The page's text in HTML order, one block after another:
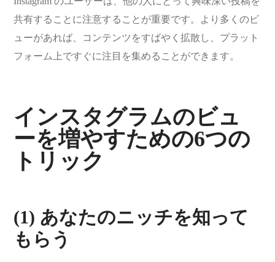
共有することに注意することが重要です。より多くのビ
ューがあれば、コンテンツをすばやく拡散し、プラット
フォーム上ですぐに注目を集めることができます。
インスタグラムのビュ
ーを増やすための6つの
トリック
(1) あなたのニッチを知って
もらう